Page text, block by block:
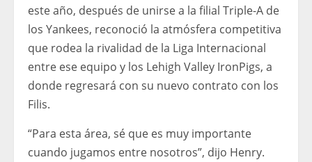
este año, después de unirse a la filial Triple-A de
los Yankees, reconoció la atmósfera competitiva
que rodea la rivalidad de la Liga Internacional
entre ese equipo y los Lehigh Valley IronPigs, a
donde regresará con su nuevo contrato con los
Filis.
“Para esta área, sé que es muy importante
cuando jugamos entre nosotros”, dijo Henry.